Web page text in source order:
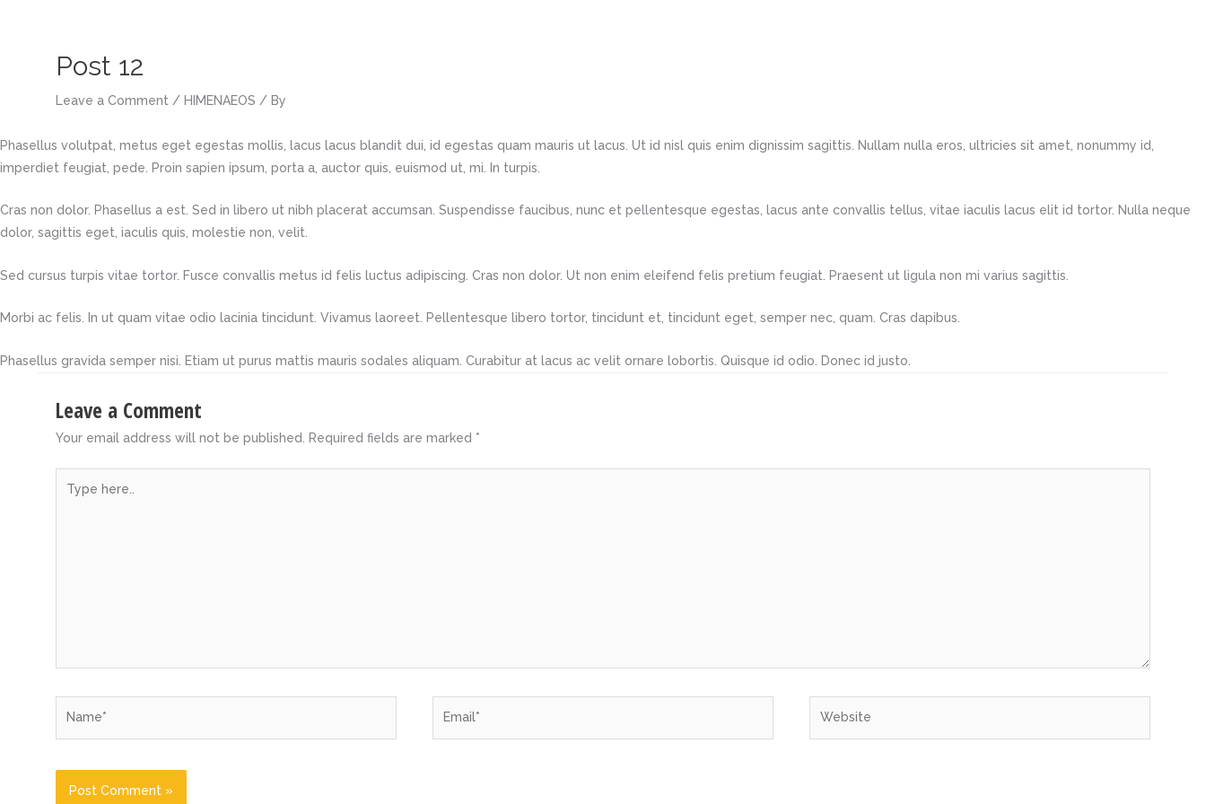
Post 12
Leave a Comment / HIMENAEOS / By
Phasellus volutpat, metus eget egestas mollis, lacus lacus blandit dui, id egestas quam mauris ut lacus. Ut id nisl quis enim dignissim sagittis. Nullam nulla eros, ultricies sit amet, nonummy id,
imperdiet feugiat, pede. Proin sapien ipsum, porta a, auctor quis, euismod ut, mi. In turpis.
Cras non dolor. Phasellus a est. Sed in libero ut nibh placerat accumsan. Suspendisse faucibus, nunc et pellentesque egestas, lacus ante convallis tellus, vitae iaculis lacus elit id tortor. Nulla neque
dolor, sagittis eget, iaculis quis, molestie non, velit.
Sed cursus turpis vitae tortor. Fusce convallis metus id felis luctus adipiscing. Cras non dolor. Ut non enim eleifend felis pretium feugiat. Praesent ut ligula non mi varius sagittis.
Morbi ac felis. In ut quam vitae odio lacinia tincidunt. Vivamus laoreet. Pellentesque libero tortor, tincidunt et, tincidunt eget, semper nec, quam. Cras dapibus.
Phasellus gravida semper nisi. Etiam ut purus mattis mauris sodales aliquam. Curabitur at lacus ac velit ornare lobortis. Quisque id odio. Donec id justo.
Leave a Comment
Your email address will not be published. Required fields are marked *
here..